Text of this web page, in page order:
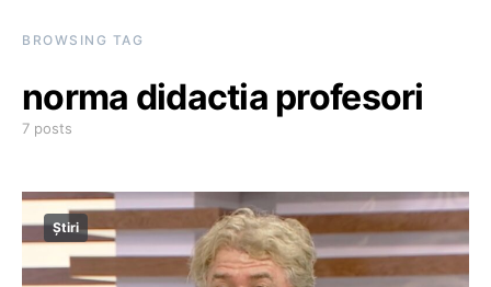
BROWSING TAG
norma didactia profesori
7 posts
Știri